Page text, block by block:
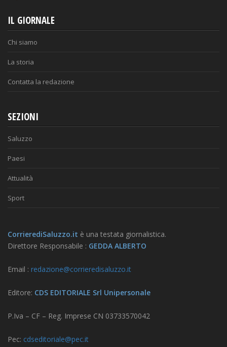
IL GIORNALE
Chi siamo
La storia
Contatta la redazione
SEZIONI
Saluzzo
Paesi
Attualità
Sport
CorrierediSaluzzo.it è una testata giornalistica.
Direttore Responsabile : GEDDA ALBERTO
Email : redazione@corrieredisaluzzo.it
Editore: CDS EDITORIALE Srl Unipersonale
P.Iva – CF – Reg. Imprese CN 03733570042
Pec: cdseditoriale@pec.it